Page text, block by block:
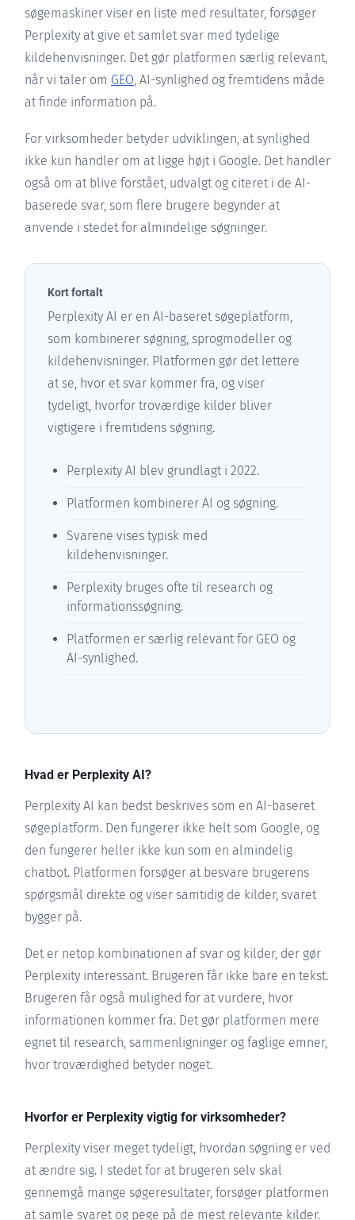
søgemaskiner viser en liste med resultater, forsøger
Perplexity at give et samlet svar med tydelige
kildehenvisninger. Det gør platformen særlig relevant,
når vi taler om GEO, AI-synlighed og fremtidens måde
at finde information på.
For virksomheder betyder udviklingen, at synlighed
ikke kun handler om at ligge højt i Google. Det handler
også om at blive forstået, udvalgt og citeret i de AI-
baserede svar, som flere brugere begynder at
anvende i stedet for almindelige søgninger.
Kort fortalt
Perplexity AI er en AI-baseret søgeplatform,
som kombinerer søgning, sprogmodeller og
kildehenvisninger. Platformen gør det lettere
at se, hvor et svar kommer fra, og viser
tydeligt, hvorfor troværdige kilder bliver
vigtigere i fremtidens søgning.
Perplexity AI blev grundlagt i 2022.
Platformen kombinerer AI og søgning.
Svarene vises typisk med
kildehenvisninger.
Perplexity bruges ofte til research og
informationssøgning.
Platformen er særlig relevant for GEO og
AI-synlighed.
Hvad er Perplexity AI?
Perplexity AI kan bedst beskrives som en AI-baseret
søgeplatform. Den fungerer ikke helt som Google, og
den fungerer heller ikke kun som en almindelig
chatbot. Platformen forsøger at besvare brugerens
spørgsmål direkte og viser samtidig de kilder, svaret
bygger på.
Det er netop kombinationen af svar og kilder, der gør
Perplexity interessant. Brugeren får ikke bare en tekst.
Brugeren får også mulighed for at vurdere, hvor
informationen kommer fra. Det gør platformen mere
egnet til research, sammenligninger og faglige emner,
hvor troværdighed betyder noget.
Hvorfor er Perplexity vigtig for virksomheder?
Perplexity viser meget tydeligt, hvordan søgning er ved
at ændre sig. I stedet for at brugeren selv skal
gennemgå mange søgeresultater, forsøger platformen
at samle svaret og pege på de mest relevante kilder.